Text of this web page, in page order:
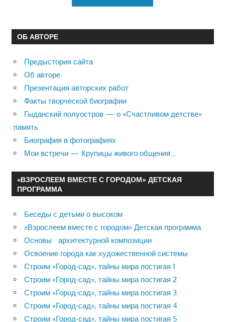
ОБ АВТОРЕ
Предыстория сайта
Об авторе
Презентация авторских работ
Факты творческой биографии
Гыданский полуостров — о «Счастливом детстве»
память
Биография в фотографиях
Мои встречи — Крупицы живого общения…
«ВЗРОСЛЕЕМ ВМЕСТЕ С ГОРОДОМ» ДЕТСКАЯ
ПРОГРАММА
Беседы с детьми о высоком
«Взрослеем вместе с городом» Детская программа
Основы архитектурной композиции
Освоение города как художественной системы
Строим «Город-сад», тайны мира постигая 1
Строим «Город-сад», тайны мира постигая 2
Строим «Город-сад», тайны мира постигая 3
Строим «Город-сад», тайны мира постигая 4
Строим «Город-сад», тайны мира постигая 5